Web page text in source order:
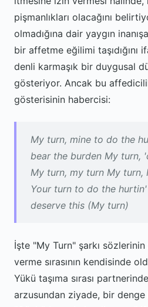
pişmanlıkları olacağını
olmadığına dair yaygın
bir affetme eğilimi taşıdığını
denli karmaşık bir duygusal
gösteriyor. Ancak bu
gösterisinin habercisi:
My turn, mine to do the
bear the burden My turn,
My turn, my turn My turn,
Your turn to do the
deserve this (My turn)
İşte "My Turn" şarkı sözlerinin
verme sırasının kendisinde
Yükü taşıma sırası
arzusundan ziyade, bir denge